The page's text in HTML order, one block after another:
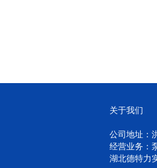
关于我们
公司地址：
经营业务：
湖北德特力